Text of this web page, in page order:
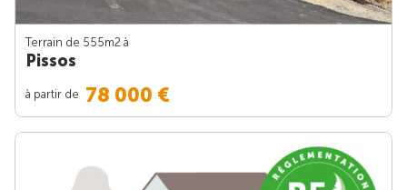
Terrain de 555m2 à
Pissos
à partir de 78 000 €